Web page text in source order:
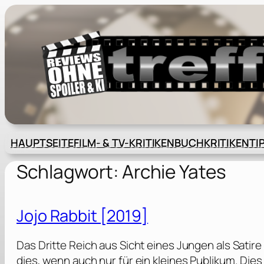
Zum
Inhalt
springen
HAUPTSEITEFILM- & TV-KRITIKENBUCHKRITIKEN
Schlagwort:Archie Yates
Jojo Rabbit [2019]
Das Dritte Reich aus Sicht eines Jungen als
dies, wenn auch nur für ein kleines Publikum.